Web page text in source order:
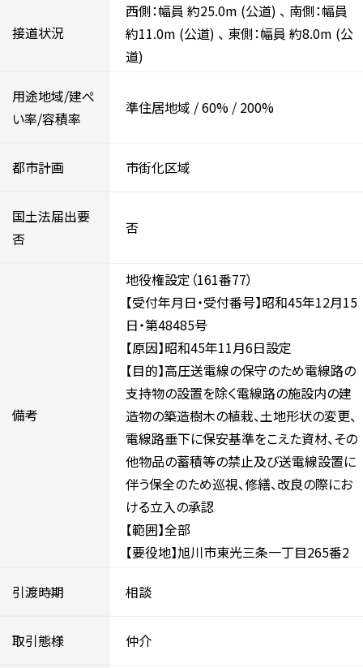
接道状況
西側：幅員 約25.0m (公道) 、 南側：幅員
約11.0m (公道) 、 東側：幅員 約8.0m (公
道)
用途地域/建ぺ
い率/容積率
準住居地域 /60% / 200%
都市計画 市街化区域
国土法届出要
否
否
備考
地役権設定（161番77）
【受付年月日・受付番号】昭和45年12月15
日・第48485号
【原因】昭和45年11月6日設定
【目的】高圧送電線の保守のため電線路の
支持物の設置を除く電線路の施設内の建
造物の築造樹木の植栽、土地形状の変更、
電線路垂下に保安基準をこえた資材、その
他物品の蓄積等の禁止及び送電線設置に
伴う保全のため巡視、修繕、改良の際にお
ける立入の承認
【範囲】全部
【要役地】旭川市東光三条一丁目265番2
引渡時期 相談
取引態様 仲介